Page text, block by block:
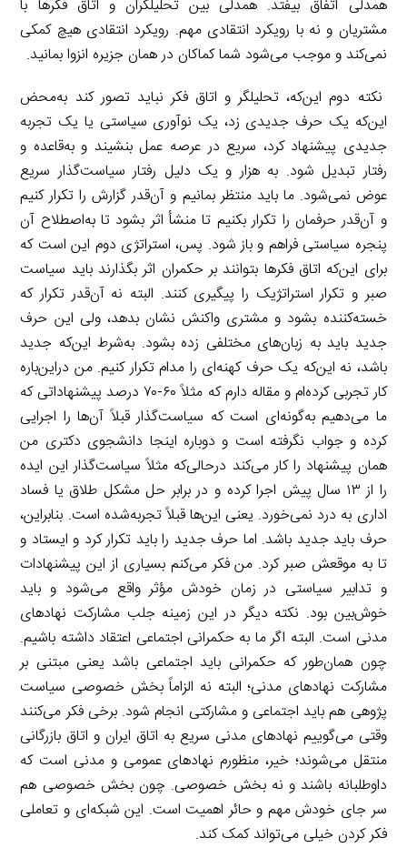
همدلی اتفاق بیفتد. همدلی بین تحلیلگران و اتاق فکرها با
مشتریان و نه با رویکرد انتقادی مهم. رویکرد انتقادی هیچ کمکی
نمی‌کند و موجب می‌شود شما کماکان در همان جزیره انزوا بمانید.
نکته دوم این‌که، تحلیلگر و اتاق فکر نباید تصور کند به‌محض
این‌که یک حرف جدیدی زد، یک نوآوری سیاستی یا یک تجربه
جدیدی پیشنهاد کرد، سریع در عرصه عمل بنشیند و به‌قاعده و
رفتار تبدیل شود. به هزار و یک دلیل رفتار سیاست‌گذار سریع
عوض نمی‌شود. ما باید منتظر بمانیم و آن‌قدر گزارش را تکرار کنیم
و آن‌قدر حرفمان را تکرار بکنیم تا منشأ اثر بشود تا به‌اصطلاح آن
پنجره سیاستی فراهم و باز شود. پس، استراتژی دوم این است که
برای این‌که اتاق فکرها بتوانند بر حکمران اثر بگذارند باید سیاست
صبر و تکرار استراتژیک را پیگیری کنند. البته نه آن‌قدر تکرار که
خسته‌کننده بشود و مشتری واکنش نشان بدهد، ولی این حرف
جدید باید به زبان‌های مختلفی زده بشود. به‌شرط این‌که جدید
باشد، نه این‌که یک حرف کهنه‌ای را مدام تکرار کنیم. من دراین‌باره
کار تجربی کرده‌ام و مقاله دارم که مثلاً ۶۰-۷۰ درصد پیشنهاداتی که
ما می‌دهیم به‌گونه‌ای است که سیاست‌گذار قبلاً آن‌ها را اجرایی
کرده و جواب نگرفته است و دوباره اینجا دانشجوی دکتری من
همان پیشنهاد را کار می‌کند درحالی‌که مثلاً سیاست‌گذار این ایده
را از ۱۳ سال پیش اجرا کرده و در برابر حل مشکل طلاق یا فساد
اداری به درد نمی‌خورد. یعنی این‌ها قبلاً تجربه‌شده است. بنابراین،
حرف باید جدید باشد. اما حرف جدید را باید تکرار کرد و ایستاد و
تا به موقعش صبر کرد. من فکر می‌کنم بسیاری از این پیشنهادات
و تدابیر سیاستی در زمان خودش مؤثر واقع می‌شود و باید
خوش‌بین بود. نکته دیگر در این زمینه جلب مشارکت نهادهای
مدنی است. البته اگر ما به حکمرانی اجتماعی اعتقاد داشته باشیم.
چون همان‌طور که حکمرانی باید اجتماعی باشد یعنی مبتنی بر
مشارکت نهادهای مدنی؛ البته نه الزاماً بخش خصوصی سیاست
پژوهی هم باید اجتماعی و مشارکتی انجام شود. برخی فکر می‌کنند
وقتی می‌گوییم نهادهای مدنی سریع به اتاق ایران و اتاق بازرگانی
منتقل می‌شوند؛ خیر، منظورم نهادهای عمومی و مدنی است که
داوطلبانه باشند و نه بخش خصوصی. چون بخش خصوصی هم
سر جای خودش مهم و حائر اهمیت است. این شبکه‌ای و تعاملی
فکر کردن خیلی می‌تواند کمک کند.